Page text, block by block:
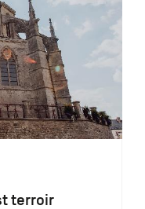
terroir